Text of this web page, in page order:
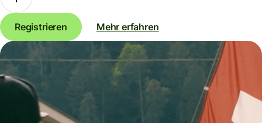
Registrieren Mehr erfahren